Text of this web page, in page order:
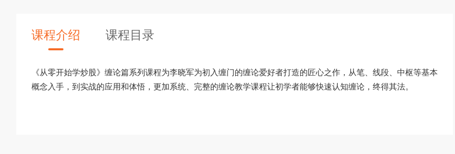
课程介绍 课程目录
《从零开始学炒股》缠论篇系列课程为李晓军为初入缠门的缠论爱好者打造的匠心之作，从笔、线段、中枢等基本
概念入手，到实战的应用和体悟，更加系统、完整的缠论教学课程让初学者能够快速认知缠论，终得其法。